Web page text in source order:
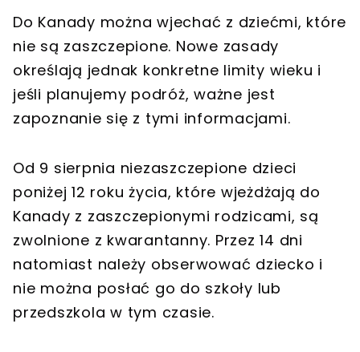
Do Kanady można wjechać z dziećmi, które
nie są zaszczepione. Nowe zasady
określają jednak konkretne limity wieku i
jeśli planujemy podróż, ważne jest
zapoznanie się z tymi informacjami.
Od 9 sierpnia niezaszczepione dzieci
poniżej 12 roku życia, które wjeżdżają do
Kanady z zaszczepionymi rodzicami, są
zwolnione z kwarantanny. Przez 14 dni
natomiast należy obserwować dziecko i
nie można posłać go do szkoły lub
przedszkola w tym czasie.